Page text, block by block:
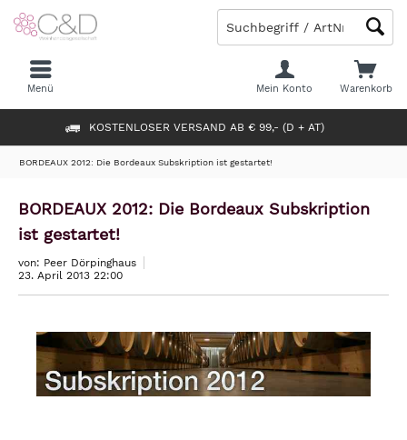
KOSTENLOSER VERSAND AB € 99,- (D + AT)
Warenkorb
Mein Konto
Menü
BORDEAUX 2012: Die Bordeaux Subskription ist gestartet!
BORDEAUX 2012: Die Bordeaux Subskription
ist gestartet!
von: Peer Dörpinghaus
23. April 2013 22:00